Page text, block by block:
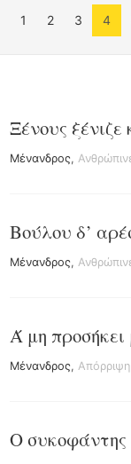
1 2 3 4
Ξένους ξένιζε
Μένανδρος,
Βούλου δ’
Μένανδρος,
Ά μη προσήκει
Μένανδρος, Απόρριψη
Ο συκοφάντης